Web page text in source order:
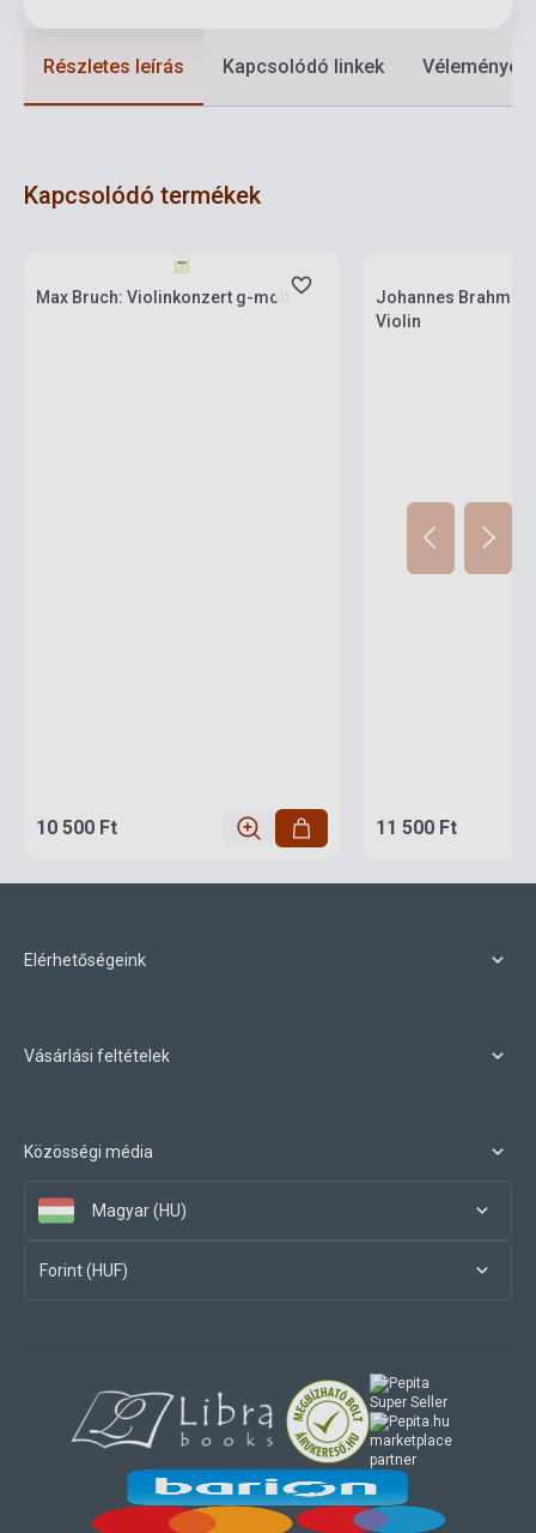
Részletes leírás Kapcsolódó linkek Vélemények
Kapcsolódó termékek
Max Bruch: Violinkonzert g-moll
10 500 Ft
Johannes Brahms:
Violin
11 500 Ft
Elérhetőségeink
Vásárlási feltételek
Közösségi média
Magyar (HU)
Forint (HUF)
marketplace
partner